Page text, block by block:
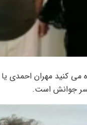
کنید مهران احمدی یا
جوانش است.